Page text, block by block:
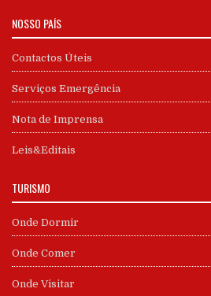
NOSSO PAÍS
Contactos Úteis
Serviços Emergência
Nota de Imprensa
Leis&Editais
TURISMO
Onde Dormir
Onde Comer
Onde Visitar